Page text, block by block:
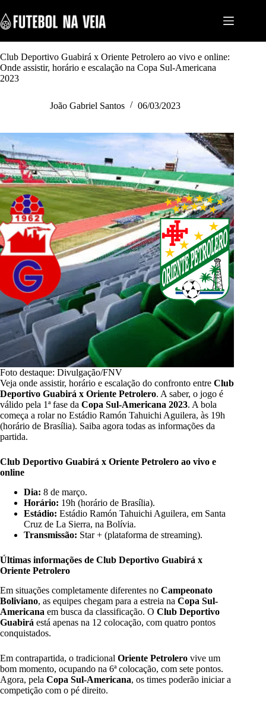
k
i
o
c
o
t
Club Deportivo Guabirá x Oriente Petrolero ao vivo e online:
Onde assistir, horário e escalação na Copa Sul-Americana
2023
João Gabriel Santos 06/03/2023
Foto destaque: Divulgação/FNV
Veja onde assistir, horário e escalação do confronto entre Club
Deportivo Guabirá x Oriente Petrolero. A saber, o jogo é
válido pela 1ª fase da Copa Sul-Americana 2023. A bola
começa a rolar no Estádio Ramón Tahuichi Aguilera, às 19h
(horário de Brasília). Saiba agora todas as informações da
partida.
Club Deportivo Guabirá x Oriente Petrolero ao vivo e
online
Dia: 8 de março.
Horário: 19h (horário de Brasília).
Estádio: Estádio Ramón Tahuichi Aguilera, em Santa
Cruz de La Sierra, na Bolívia.
Transmissão: Star + (plataforma de streaming).
Últimas informações de Club Deportivo Guabirá x
Oriente Petrolero
Em situações completamente diferentes no Campeonato
Boliviano, as equipes chegam para a estreia na Copa Sul-
Americana em busca da classificação. O Club Deportivo
Guabirá está apenas na 12 colocação, com quatro pontos
conquistados.
Em contrapartida, o tradicional Oriente Petrolero vive um
bom momento, ocupando na 6ª colocação, com sete pontos.
Agora, pela Copa Sul-Americana, os times poderão iniciar a
competição com o pé direito.